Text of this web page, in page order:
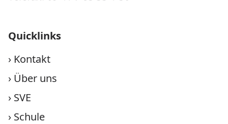
Quicklinks
› Kontakt
› Über uns
› SVE
› Schule